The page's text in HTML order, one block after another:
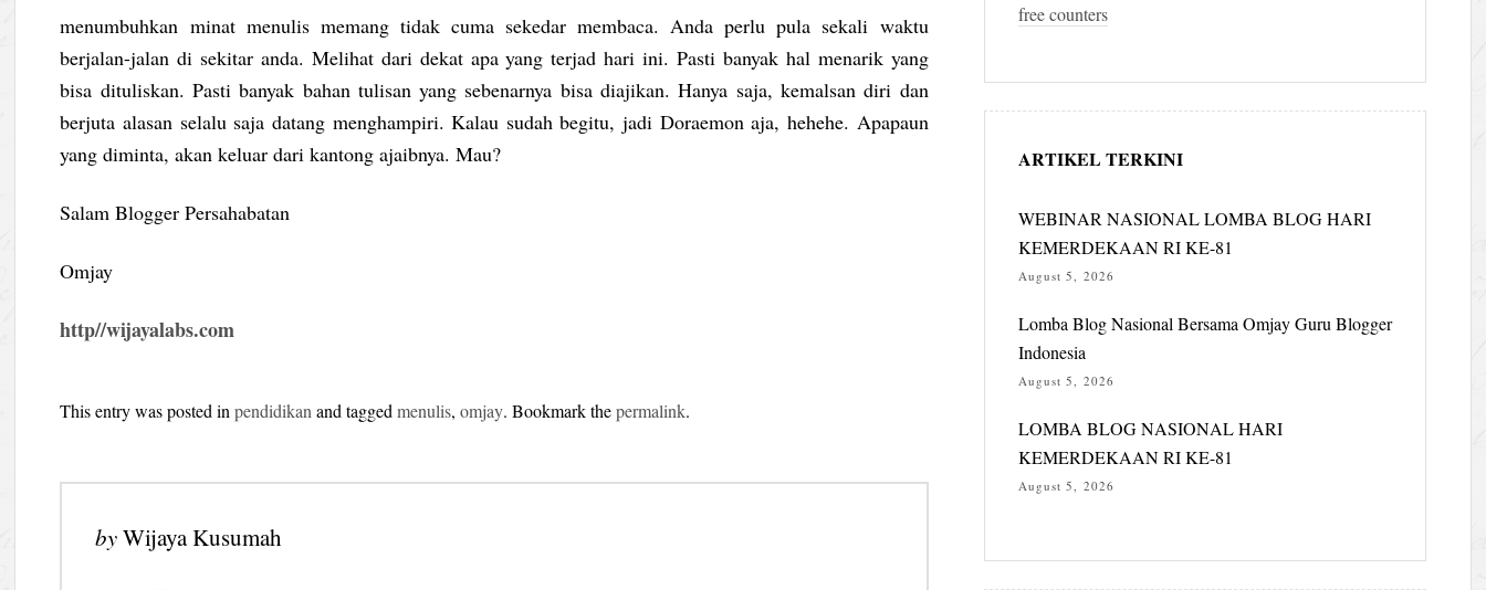
menumbuhkan minat menulis memang tidak cuma sekedar membaca. Anda perlu pula sekali waktu
berjalan-jalan di sekitar anda. Melihat dari dekat apa yang terjad hari ini. Pasti banyak hal menarik yang
bisa dituliskan. Pasti banyak bahan tulisan yang sebenarnya bisa diajikan. Hanya saja, kemalsan diri dan
berjuta alasan selalu saja datang menghampiri. Kalau sudah begitu, jadi Doraemon aja, hehehe. Apapaun
yang diminta, akan keluar dari kantong ajaibnya. Mau?
Salam Blogger Persahabatan
Omjay
http//wijayalabs.com
This entry was posted inpendidikan and taggedmenulis,omjay. Bookmark thepermalink.
byWijaya Kusumah
free counters
ARTIKEL TERKINI
WEBINAR NASIONAL LOMBA BLOG HARI
KEMERDEKAAN RI KE-81
August 5, 2026
Lomba Blog Nasional Bersama Omjay Guru Blogger
Indonesia
August 5, 2026
LOMBA BLOG NASIONAL HARI
KEMERDEKAAN RI KE-81
August 5, 2026